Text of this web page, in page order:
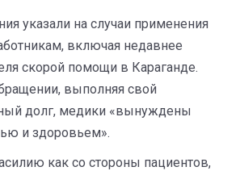
указали на случаи применения
включая недавнее
скорой помощи в Караганде.
выполняя свой
долг, медики «вынуждены
и здоровьем».
как со стороны пациентов,